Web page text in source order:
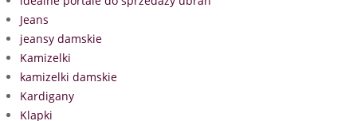
Jeans
jeansy damskie
Kamizelki
kamizelki damskie
Kardigany
Klapki